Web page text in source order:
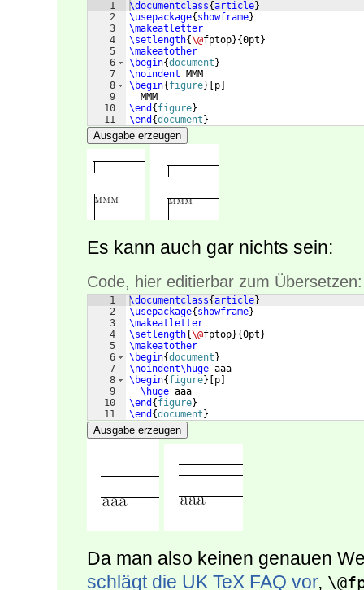
1
2
3
4
5
6
7
8
9
10
11
\documentclass{article}
\usepackage{ showframe}
\makeatletter
\setlength{\@fptop}{0pt }
\makeatother
\begin{document }
\noindent MMM
\begin{ figure} p
  MMM
\end { figure}
\end {document }
Ausgabe erzeugen
Es kann auch gar nichts sein:
Code, hier editierbar zum Übersetzen:
1
2
3
4
5
6
7
8
9
10
11
\documentclass{article}
\usepackage{ showframe}
\makeatletter
\setlength{\@fptop}{0pt }
\makeatother
\begin{document }
\noindent\huge aaa
\begin{ figure} p
\huge aaa
\end { figure}
\end {document }
Ausgabe erzeugen
Da man also keinen genauen
schlägt die UK TeX FAQ vor,